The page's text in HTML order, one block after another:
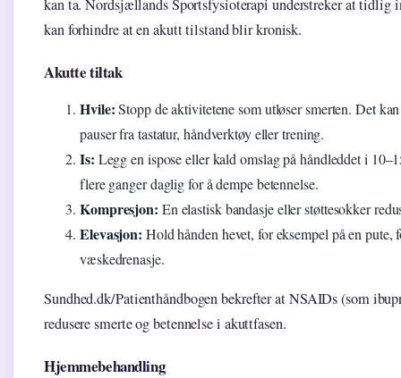
kan ta. Nordsjællands Sportsfysioterapi understreker at tidlig
kan forhindre at en akutt tilstand blir kronisk.
Akutte tiltak
Hvile:Stopp de aktivitetene som utløser smerten. Det
pauser fra tastatur, håndverktøy eller trening.
Is: Legg en ispose eller kald omslag på håndleddet i
flere ganger daglig for å dempe betennelse.
Kompresjon: En elastisk bandasje eller støttesokker
Elevasjon: Hold hånden hevet, for eksempel på en pute,
væskedrenasje.
Sundhed.dk/Patienthåndbogen bekrefter at NSAIDs (som
redusere smerte og betennelse i akuttfasen.
Hjemmebehandling